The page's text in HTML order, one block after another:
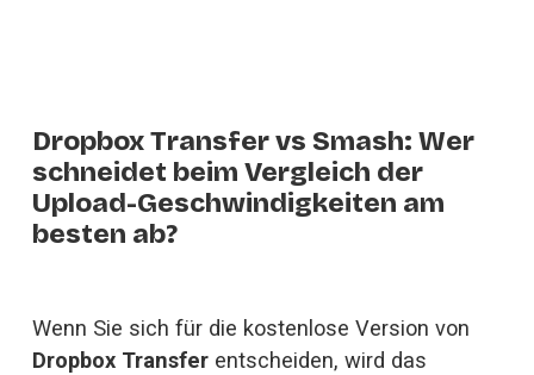
Dropbox Transfer vs Smash: Wer
schneidet beim Vergleich der
Upload-Geschwindigkeiten am
besten ab?
Dropbox Transfer entscheiden, wird das